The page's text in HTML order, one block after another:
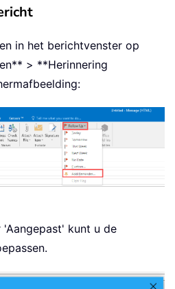
in het berichtvenster op
> **Herinnering
kunt u de